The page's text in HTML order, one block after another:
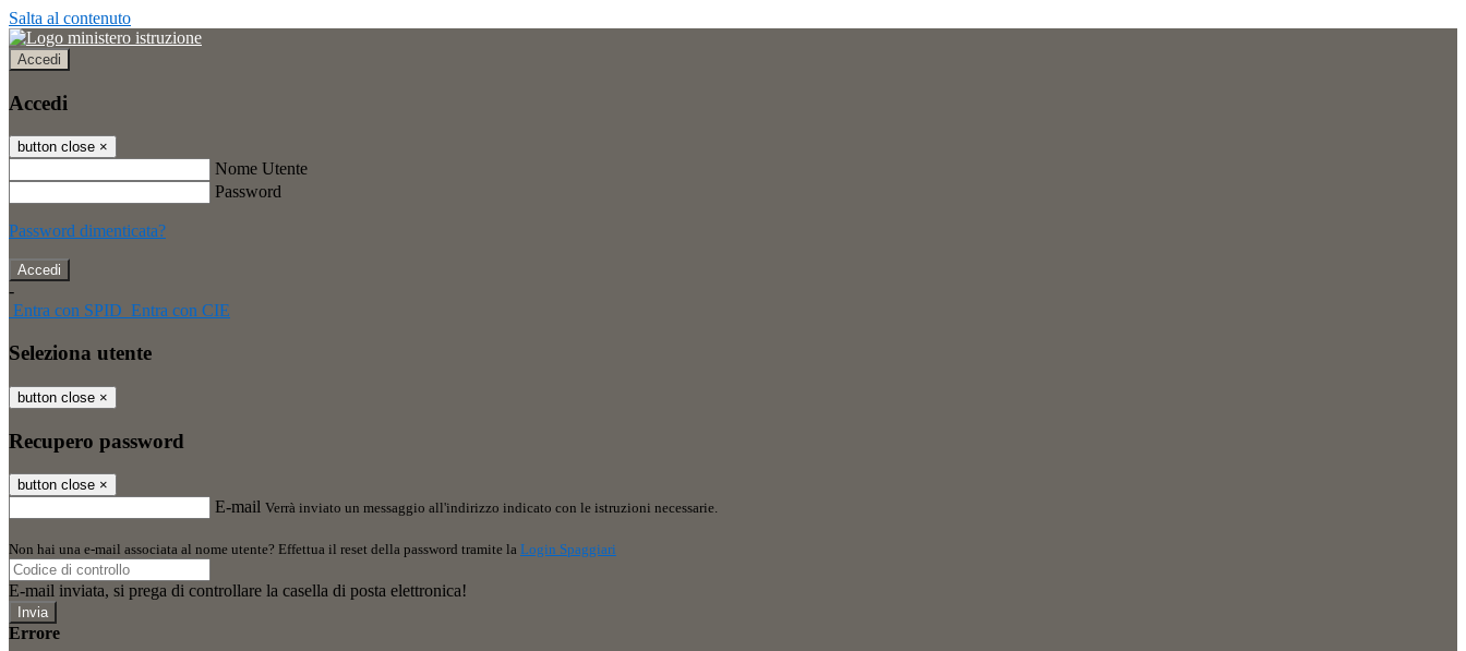
Salta al contenuto
Accedi
Accedi
button close ×
Nome Utente
Password
Password dimenticata?
-
Entra con SPID Entra con CIE
Seleziona utente
button close ×
Recupero password
button close ×
E-mail Verrà inviato un messaggio all'indirizzo indicato con le istruzioni necessarie.
Non hai una e-mail associata al nome utente? Effettua il reset della password tramite la Login Spaggiari
E-mail inviata, si prega di controllare la casella di posta elettronica!
Errore